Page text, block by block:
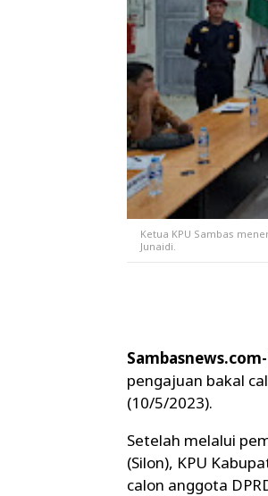
Ketua KPU Sambas
Junaidi.
Sambasnews.com-
pengajuan bakal
(10/5/2023).
Setelah melalui
(Silon), KPU
calon anggota